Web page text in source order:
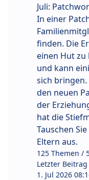
Juli:
In einer
finden. Die
einen Hut
und kann
sich bringen.
den neuen
der
hat die
Tauschen
Eltern aus.
125 Themen /
Letzter Beitrag
1. Jul 2026